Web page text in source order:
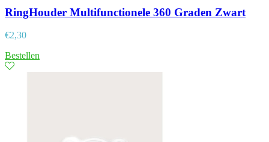
RingHouder Multifunctionele 360 Graden Zwart
€2,30
Bestellen